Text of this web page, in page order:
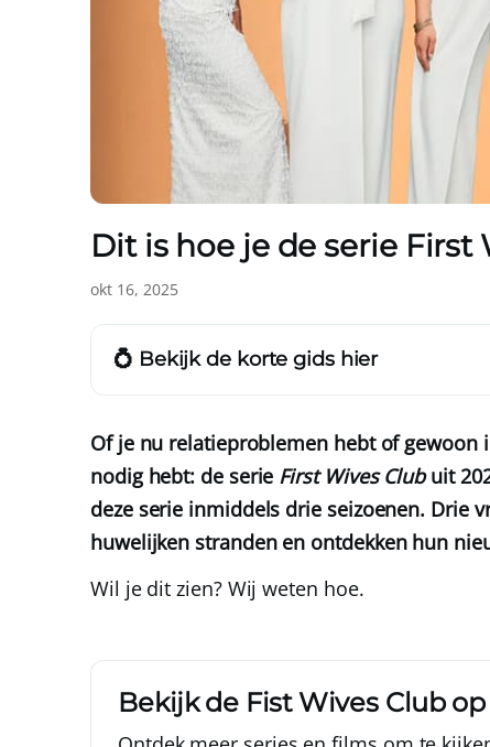
Dit is hoe je de serie
okt 16, 2025
💍 Bekijk de korte gids hier
Of je nu relatieproblemen hebt of gewoon
nodig hebt: de serie First Wives Clubuit
deze serie inmiddels drie seizoenen. Drie
huwelijken stranden en ontdekken hun
Wil je dit zien? Wij weten hoe.
Bekijk de Fist Wives Club